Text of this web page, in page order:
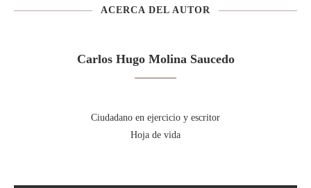
ACERCA DEL AUTOR
Carlos Hugo Molina Saucedo
Ciudadano en ejercicio y escritor
Hoja de vida